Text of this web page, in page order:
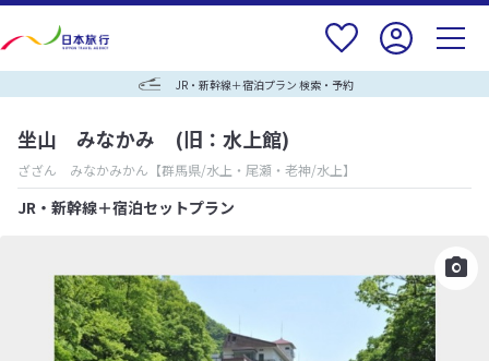
JR・新幹線＋宿泊プラン 検索・予約
坐山 みなかみ (旧：水上館)
ざざん みなかみかん 【群馬県/水上・尾瀬・老神/水上】
JR・新幹線＋宿泊セットプラン